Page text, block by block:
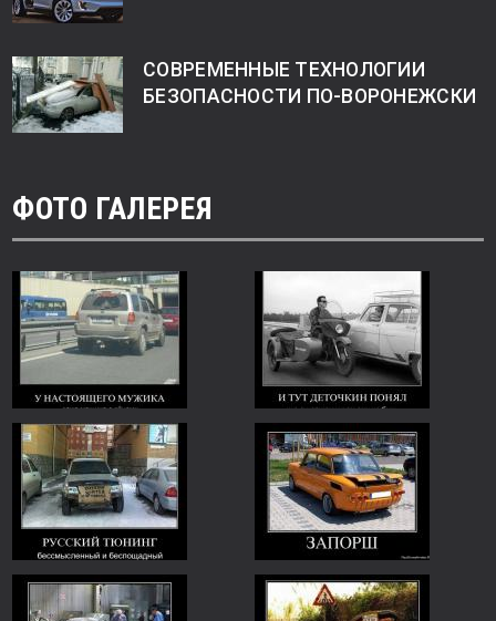
СОВРЕМЕННЫЕ ТЕХНОЛОГИИ
БЕЗОПАСНОСТИ ПО-ВОРОНЕЖСКИ
ФОТО ГАЛЕРЕЯ